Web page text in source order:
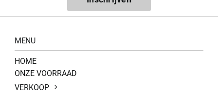
MENU
HOME
ONZE VOORRAAD
VERKOOP